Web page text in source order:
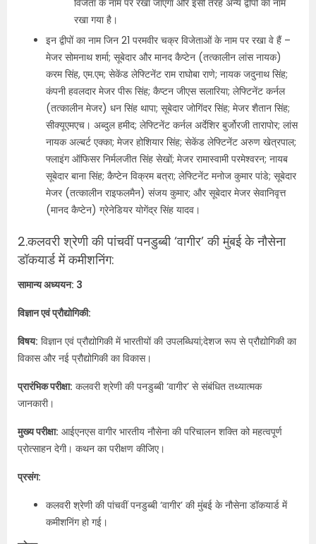
विजेता के नाम पर रखा जाएगा और इसी तरह अन्‍य द्वीपों का नाम
रखा गया है।
इन द्वीपों का नाम जिन 21 परमवीर चक्र विजेताओं के नाम पर रखा वे हैं –
मेजर सोमनाथ शर्मा; सूबेदार और मानद कैप्‍टेन (तत्कालीन लांस नायक)
करम सिंह, एम.एम; सेकेंड लेफ्टिनेंट राम राघोबा राणे; नायक जदुनाथ सिंह;
कंपनी हवलदार मेजर पीरू सिंह; कैप्टन जीएस सलारिया; लेफ्टिनेंट कर्नल
(तत्कालीन मेजर) धन सिंह थापा; सूबेदार जोगिंदर सिंह; मेजर शैतान सिंह;
सीक्यूएमएच। अब्दुल हमीद; लेफ्टिनेंट कर्नल अर्देशिर बुर्जोरजी तारापोर; लांस
नायक अल्बर्ट एक्का; मेजर होशियार सिंह; सेकेंड लेफ्टिनेंट अरुण खेत्रपाल;
फ्लाइंग ऑफिसर निर्मलजीत सिंह सेखों; मेजर रामास्वामी परमेश्वरन; नायब
सूबेदार बाना सिंह; कैप्‍टेन विक्रम बत्रा; लेफ्टिनेंट मनोज कुमार पांडे; सूबेदार
मेजर (तत्कालीन राइफलमैन) संजय कुमार; और सूबेदार मेजर सेवानिवृत्त
(मानद कैप्‍टेन) ग्रेनेडियर योगेंद्र सिंह यादव।
2.कलवरी श्रेणी की पांचवीं पनडुब्बी ‘वागीर’ की मुंबई के नौसेना
डॉकयार्ड में कमीशनिंग:
सामान्य अध्ययन: 3
विज्ञान एवं प्रौद्योगिकी:
विषय: विज्ञान एवं प्रौद्योगिकी में भारतीयों की उपलब्धियां;देशज रूप से प्रौद्योगिकी का
विकास और नई प्रौद्योगिकी का विकास।
प्रारंभिक परीक्षा: कलवरी श्रेणी की पनडुब्बी ‘वागीर’ से संबंधित तथ्यात्मक
जानकारी।
मुख्य परीक्षा: आईएनएस वागीर भारतीय नौसेना की परिचालन शक्ति को महत्वपूर्ण
प्रोत्साहन देगी। कथन का परीक्षण कीजिए।
प्रसंग:
कलवरी श्रेणी की पांचवीं पनडुब्बी ‘वागीर’ की मुंबई के नौसेना डॉकयार्ड में
कमीशनिंग हो गई।